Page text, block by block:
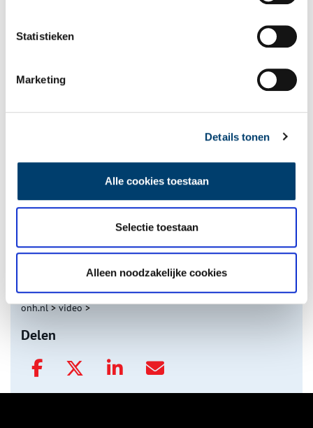
Statistieken
Marketing
Details tonen
Alle cookies toestaan
Selectie toestaan
Alleen noodzakelijke cookies
De eendenboeten op De Haukes
onh.nl>video>
Delen